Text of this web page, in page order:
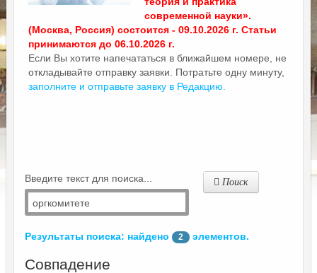
современной науки».
(Москва, Россия) состоится - 09.10.2026 г. Статьи
принимаются до 06.10.2026 г.
Если Вы хотите напечататься в ближайшем номере, не
откладывайте отправку заявки. Потратьте одну минуту,
заполните и отправьте заявку в Редакцию.
Введите текст для поиска... Поиск
Результаты поиска: найдено 2 элементов.
Совпадение